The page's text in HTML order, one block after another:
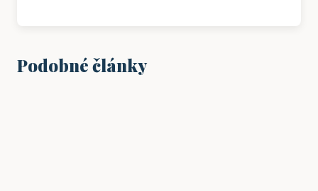
Podobné články